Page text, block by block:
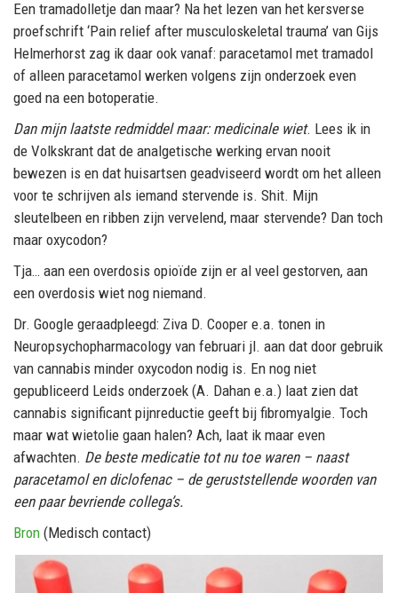
Een tramadolletje dan maar? Na het lezen van het kersverse
proefschrift ‘Pain relief after musculoskeletal trauma’ van Gijs
Helmerhorst zag ik daar ook vanaf: paracetamol met tramadol
of alleen paracetamol werken volgens zijn onderzoek even
goed na een botoperatie.
Dan mijn laatste redmiddel maar: medicinale wiet. Lees ik in
de Volkskrant dat de analgetische werking ervan nooit
bewezen is en dat huisartsen geadviseerd wordt om het alleen
voor te schrijven als iemand stervende is. Shit. Mijn
sleutelbeen en ribben zijn vervelend, maar stervende? Dan toch
maar oxycodon?
Tja… aan een overdosis opioïde zijn er al veel gestorven, aan
een overdosis wiet nog niemand.
Dr. Google geraadpleegd: Ziva D. Cooper e.a. tonen in
Neuropsychopharmacology van februari jl. aan dat door gebruik
van cannabis minder oxycodon nodig is. En nog niet
gepubliceerd Leids onderzoek (A. Dahan e.a.) laat zien dat
cannabis significant pijnreductie geeft bij fibromyalgie. Toch
maar wat wietolie gaan halen? Ach, laat ik maar even
afwachten. De beste medicatie tot nu toe waren – naast
paracetamol en diclofenac – de geruststellende woorden van
een paar bevriende collega’s.
Bron (Medisch contact)